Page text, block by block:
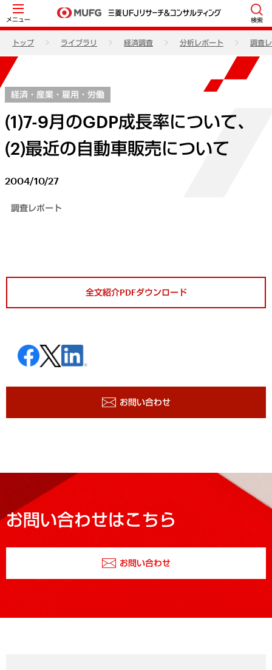
メニュー 検索
トップ ライブラリ 経済調査 分析レポート 調査
経済・産業・雇用・労働
(1)7-9月のGDP成長率について、
(2)最近の自動車販売について
2004/10/27
調査レポート
全文紹介PDFダウンロード
お問い合わせ
お問い合わせはこちら
お問い合わせ